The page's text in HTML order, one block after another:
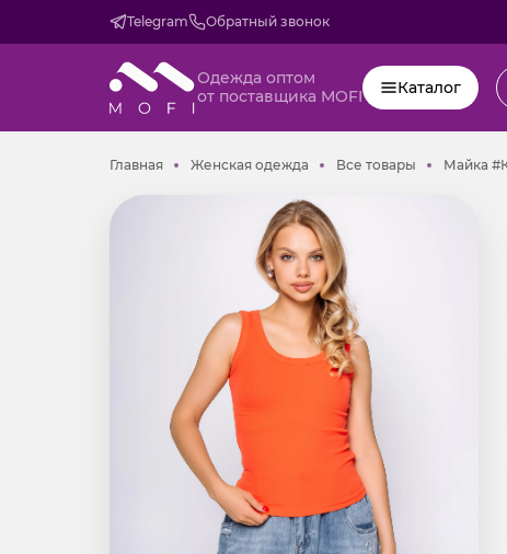
Telegram Обратный звонок
Одежда оптом
от поставщика MOFI
Каталог
ГлавнаяГлавнаяЖенская одежда Женская одежда
Все товары Все товары
Майка